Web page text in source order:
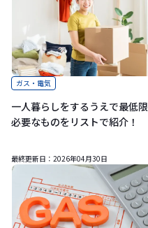
ガス・電気
一人暮らしをするうえで最低限
必要なものをリストで紹介！
最終更新日： 2026年04月30日